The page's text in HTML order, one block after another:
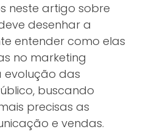
neste artigo sobre
desenhar a
entender como elas
no marketing
evolução das
buscando
precisas as
e vendas.